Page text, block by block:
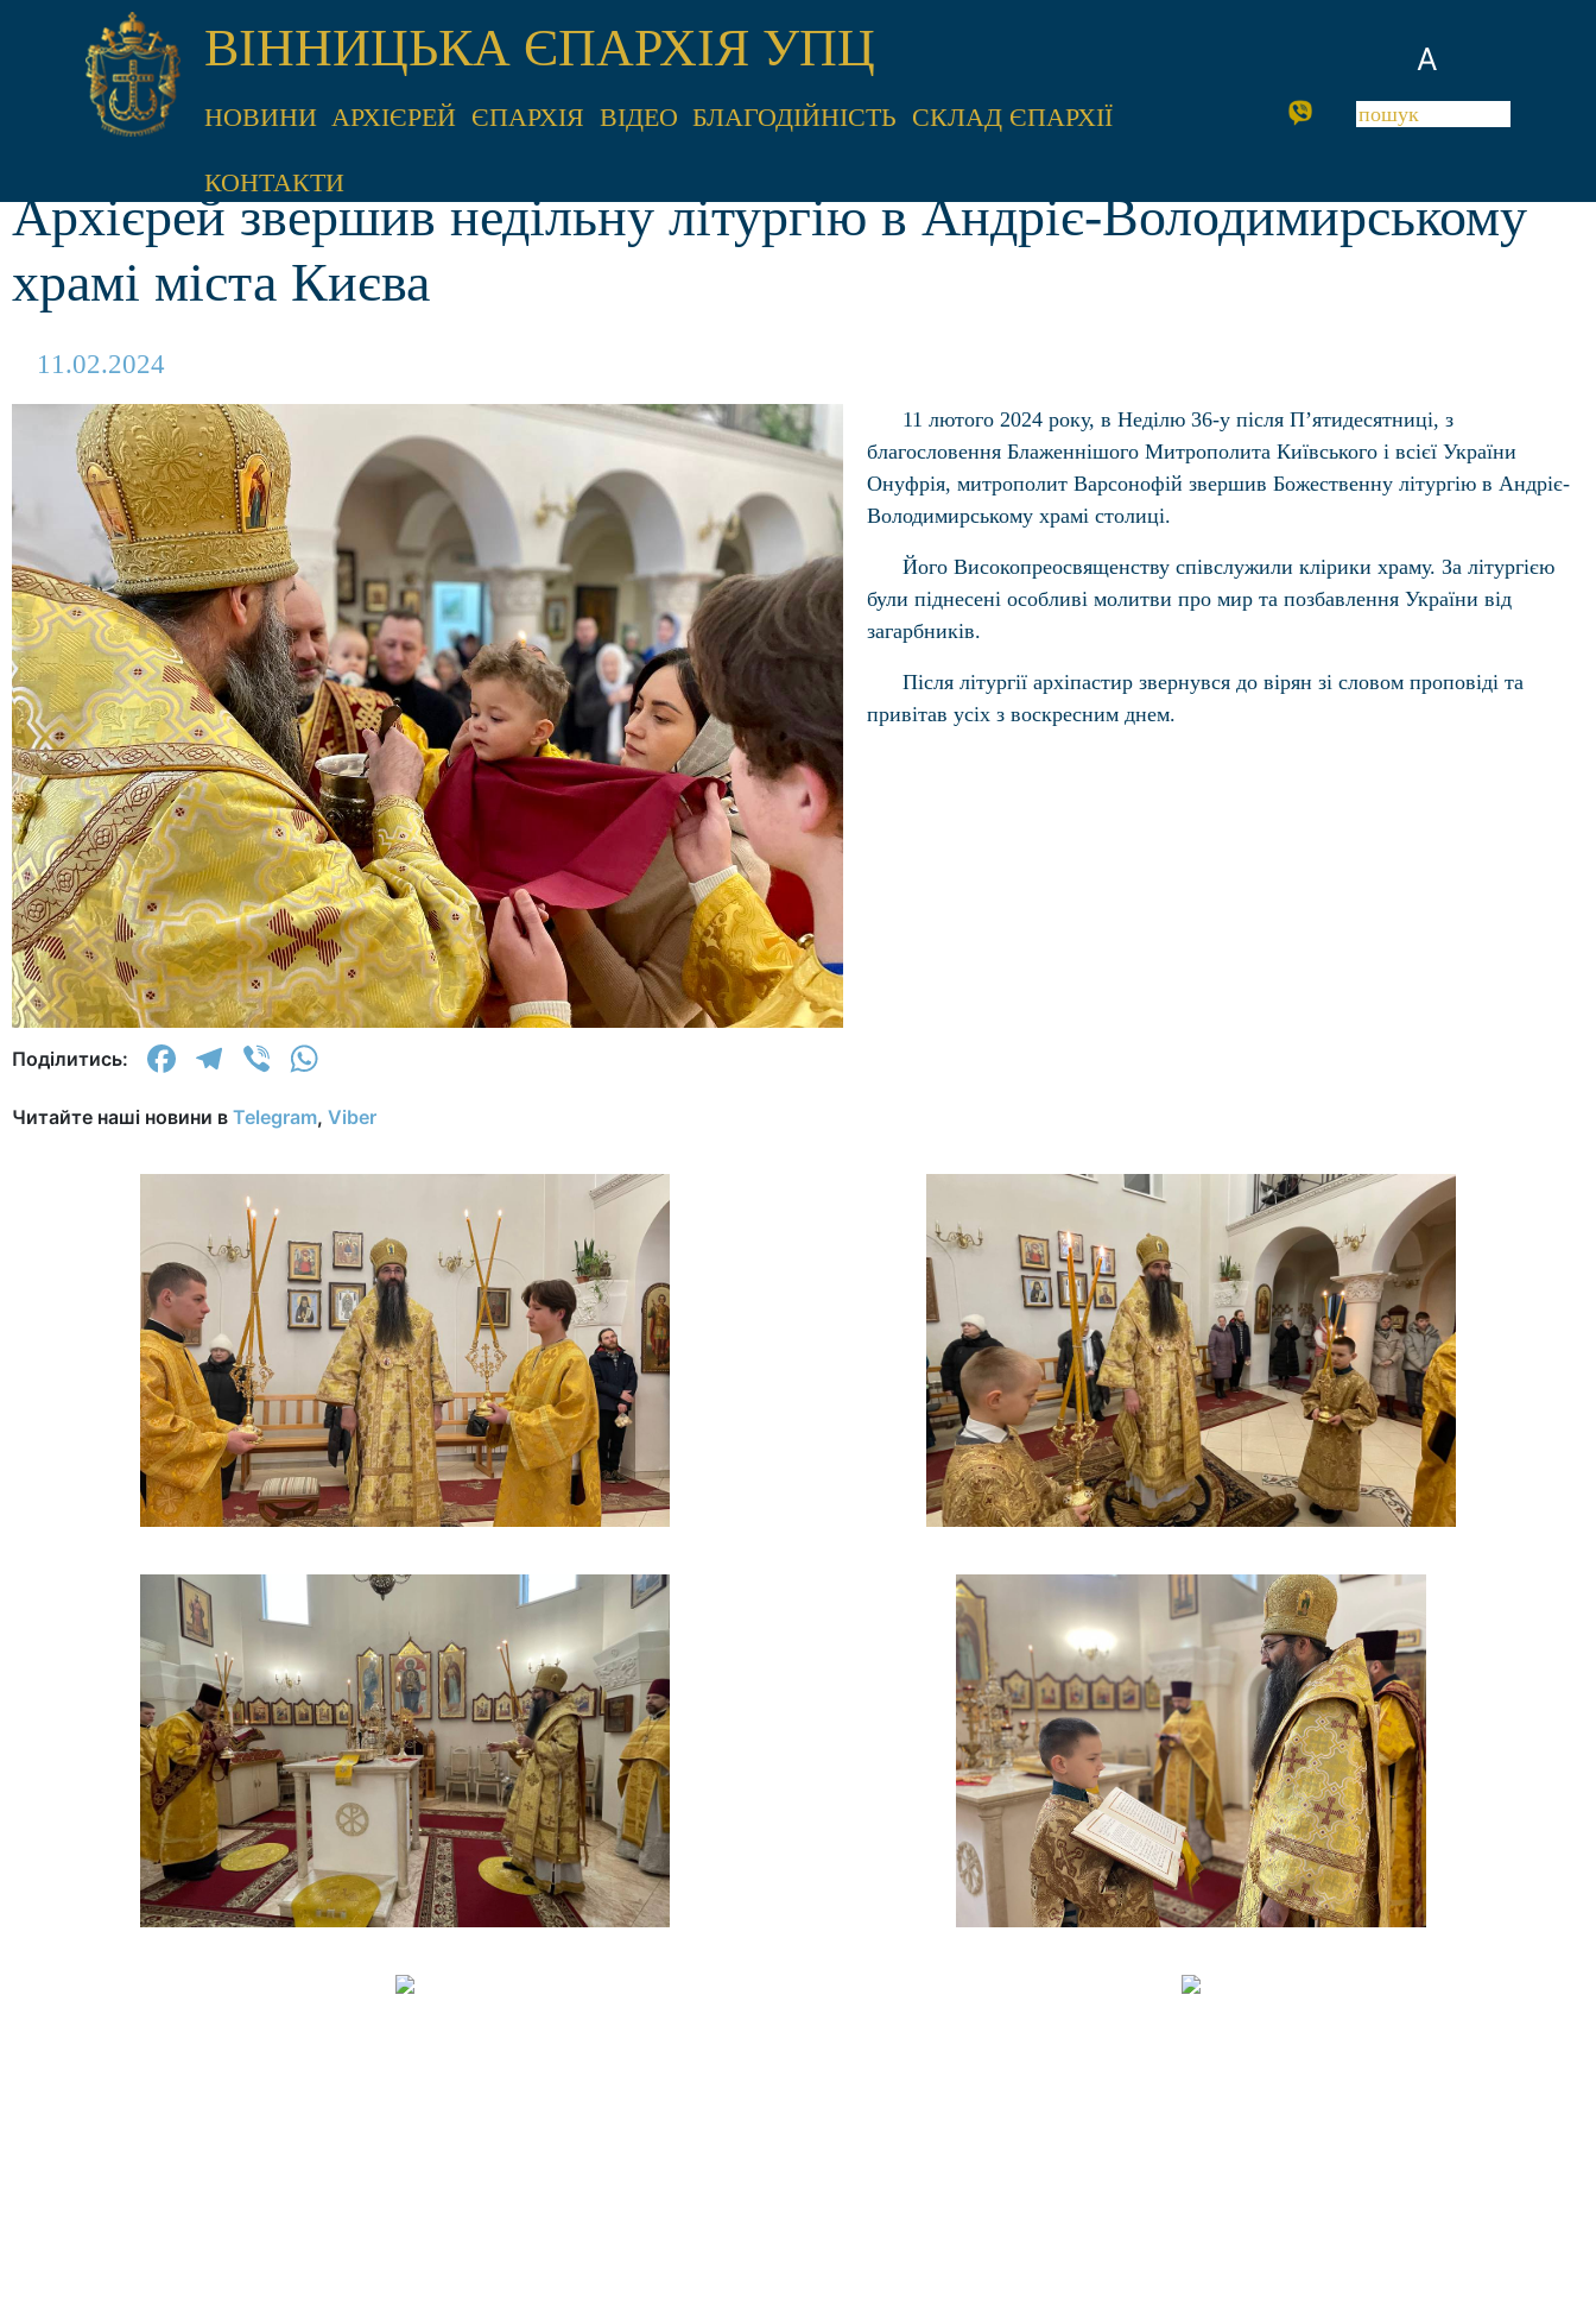
A
ВІННИЦЬКА ЄПАРХІЯ УПЦ
НОВИНИ АРХІЄРЕЙ ЄПАРХІЯ ВІДЕО БЛАГОДІЙНІСТЬ СКЛАД ЄПАРХІЇ
КОНТАКТИ
Архієрей звершив недільну літургію в Андріє-Володимирському
храмі міста Києва
11.02.2024
11 лютого 2024 року, в Неділю 36-у після Пʼятидесятниці, з
благословення Блаженнішого Митрополита Київського і всієї України
Онуфрія, митрополит Варсонофій звершив Божественну літургію в Андріє-
Володимирському храмі столиці.
Його Високопреосвященству співслужили клірики храму. За літургією
були піднесені особливі молитви про мир та позбавлення України від
загарбників.
Після літургії архіпастир звернувся до вірян зі словом проповіді та
привітав усіх з воскресним днем.
Поділитись: Facebook
Telegram
Viber
Читайте наші новини в Telegram, Viber